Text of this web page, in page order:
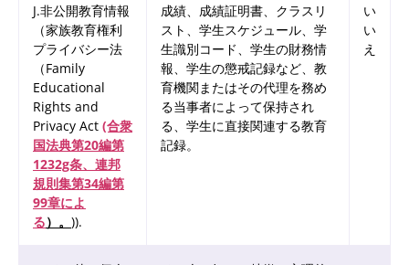
J.非公開教育情報
（家族教育権利
プライバシー法
（Family
Educational
Rights and
Privacy Act (合衆
国法典第20編第
1232g条、連邦
規則集第34編第
99章によ
る）。 )).
成績、成績証明書、クラスリ
スト、学生スケジュール、学
生識別コード、学生の財務情
報、学生の懲戒記録など、教
育機関またはその代理を務め
る当事者によって保持され
る、学生に直接関連する教育
記録。
い
い
え